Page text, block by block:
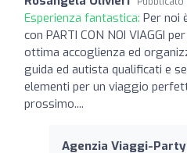
Esperienza fantastica: Per noi
con PARTI CON NOI VIAGGI
ottima accoglienza ed
guida ed autista qualificati e
elementi per un viaggio
prossimo....
Agenzia Viaggi-